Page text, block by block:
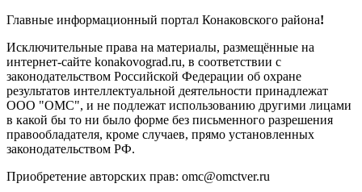
Главные информационный портал Конаковского района!
Исключительные права на материалы, размещённые на
интернет-сайте konakovograd.ru, в соответствии с
законодательством Российской Федерации об охране
результатов интеллектуальной деятельности принадлежат
ООО "ОМС", и не подлежат использованию другими лицами
в какой бы то ни было форме без письменного разрешения
правообладателя, кроме случаев, прямо установленных
законодательством РФ.
Приобретение авторских прав: omc@omctver.ru